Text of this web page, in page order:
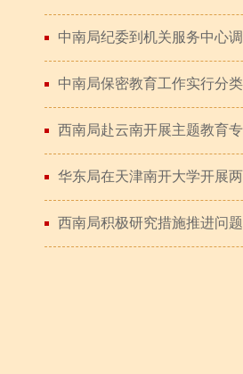
中南局纪委到机关服务中心
中南局保密教育工作实行分
西南局赴云南开展主题教育
华东局在天津南开大学开展
西南局积极研究措施推进问